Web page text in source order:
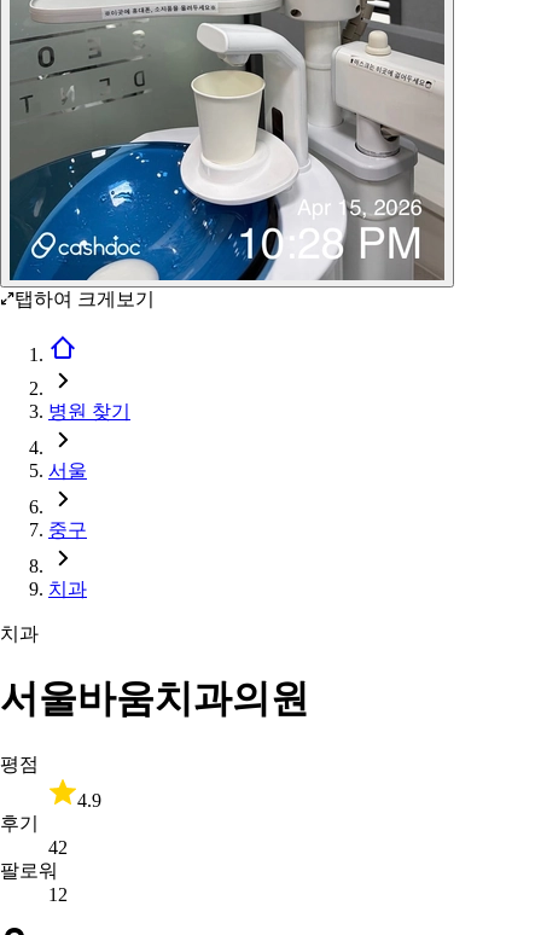
탭하여 크게보기
병원 찾기
서울
중구
치과
치과
서울바움치과의원
평점
4.9
후기
42
팔로워
12